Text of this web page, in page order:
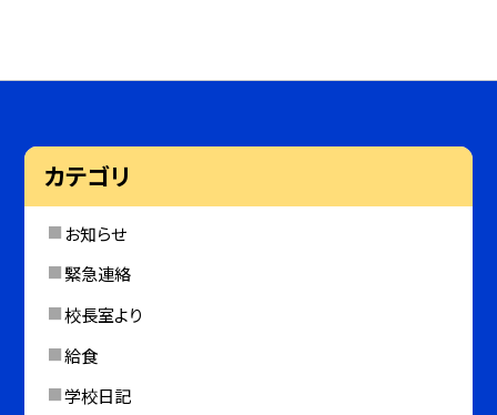
カテゴリ
お知らせ
緊急連絡
校長室より
給食
学校日記